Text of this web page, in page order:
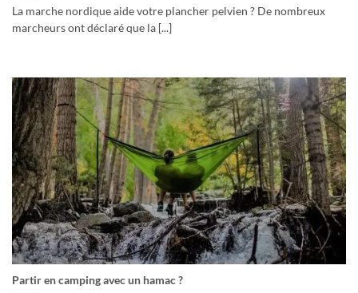
La marche nordique aide votre plancher pelvien ? De nombreux
marcheurs ont déclaré que la [...]
Partir en camping avec un hamac ?